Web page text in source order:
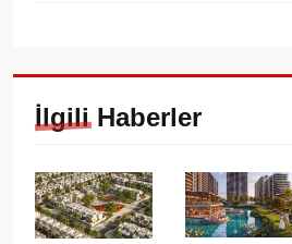
İlgili Haberler